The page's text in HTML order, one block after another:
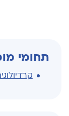
תחומי